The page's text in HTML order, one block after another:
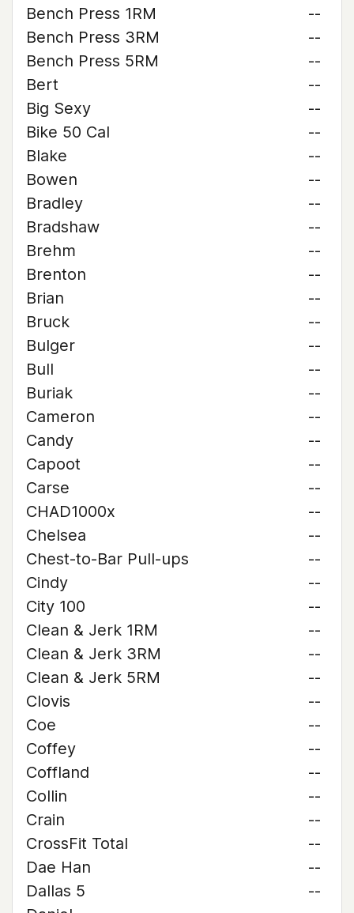
Bench Press 1RM
--
Bench Press 3RM
--
Bench Press 5RM
--
Bert
--
Big Sexy
--
Bike 50 Cal
--
Blake
--
Bowen
--
Bradley
--
Bradshaw
--
Brehm
--
Brenton
--
Brian
--
Bruck
--
Bulger
--
Bull
--
Buriak
--
Cameron
--
Candy
--
Capoot
--
Carse
--
CHAD1000x
--
Chelsea
--
Chest-to-Bar Pull-ups
--
Cindy
--
City 100
--
Clean & Jerk 1RM
--
Clean & Jerk 3RM
--
Clean & Jerk 5RM
--
Clovis
--
Coe
--
Coffey
--
Coffland
--
Collin
--
Crain
--
CrossFit Total
--
Dae Han
--
Dallas 5
--